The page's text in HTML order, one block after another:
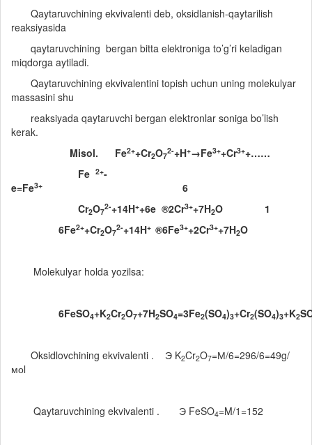
Qaytaruvchining ekvivalenti deb, oksidlanish-qaytarilish
reaksiyasida
qaytaruvchining bergan bitta elektroniga to’g’ri keladigan
miqdorga aytiladi.
Qaytaruvchining ekvivalentini topish uchun uning molekulyar
massasini shu
reaksiyada qaytaruvchi bergan elektronlar soniga bo’lish
kerak.
Misol. Fe2++Cr2O7
2-+H+→Fe3++Cr3++……
Fe 2+-
e=Fe3+
6
Cr2O7
2-+14H++6e ®2Cr3++7H2O 1
6Fe2++Cr2O7
2-+14H+ ®6Fe3++2Cr3++7H2O
Molekulyar holda yozilsa:
6FeSO4+K2Cr2O7+7H2SO4=3Fe2(SO4)3+Cr2(SO4)3+K2
Oksidlovchining ekvivalenti . Э K2Cr2O7=М/6=296/6=49g/
моl
Qaytaruvchining ekvivalenti . Э FeSO4=M/1=152